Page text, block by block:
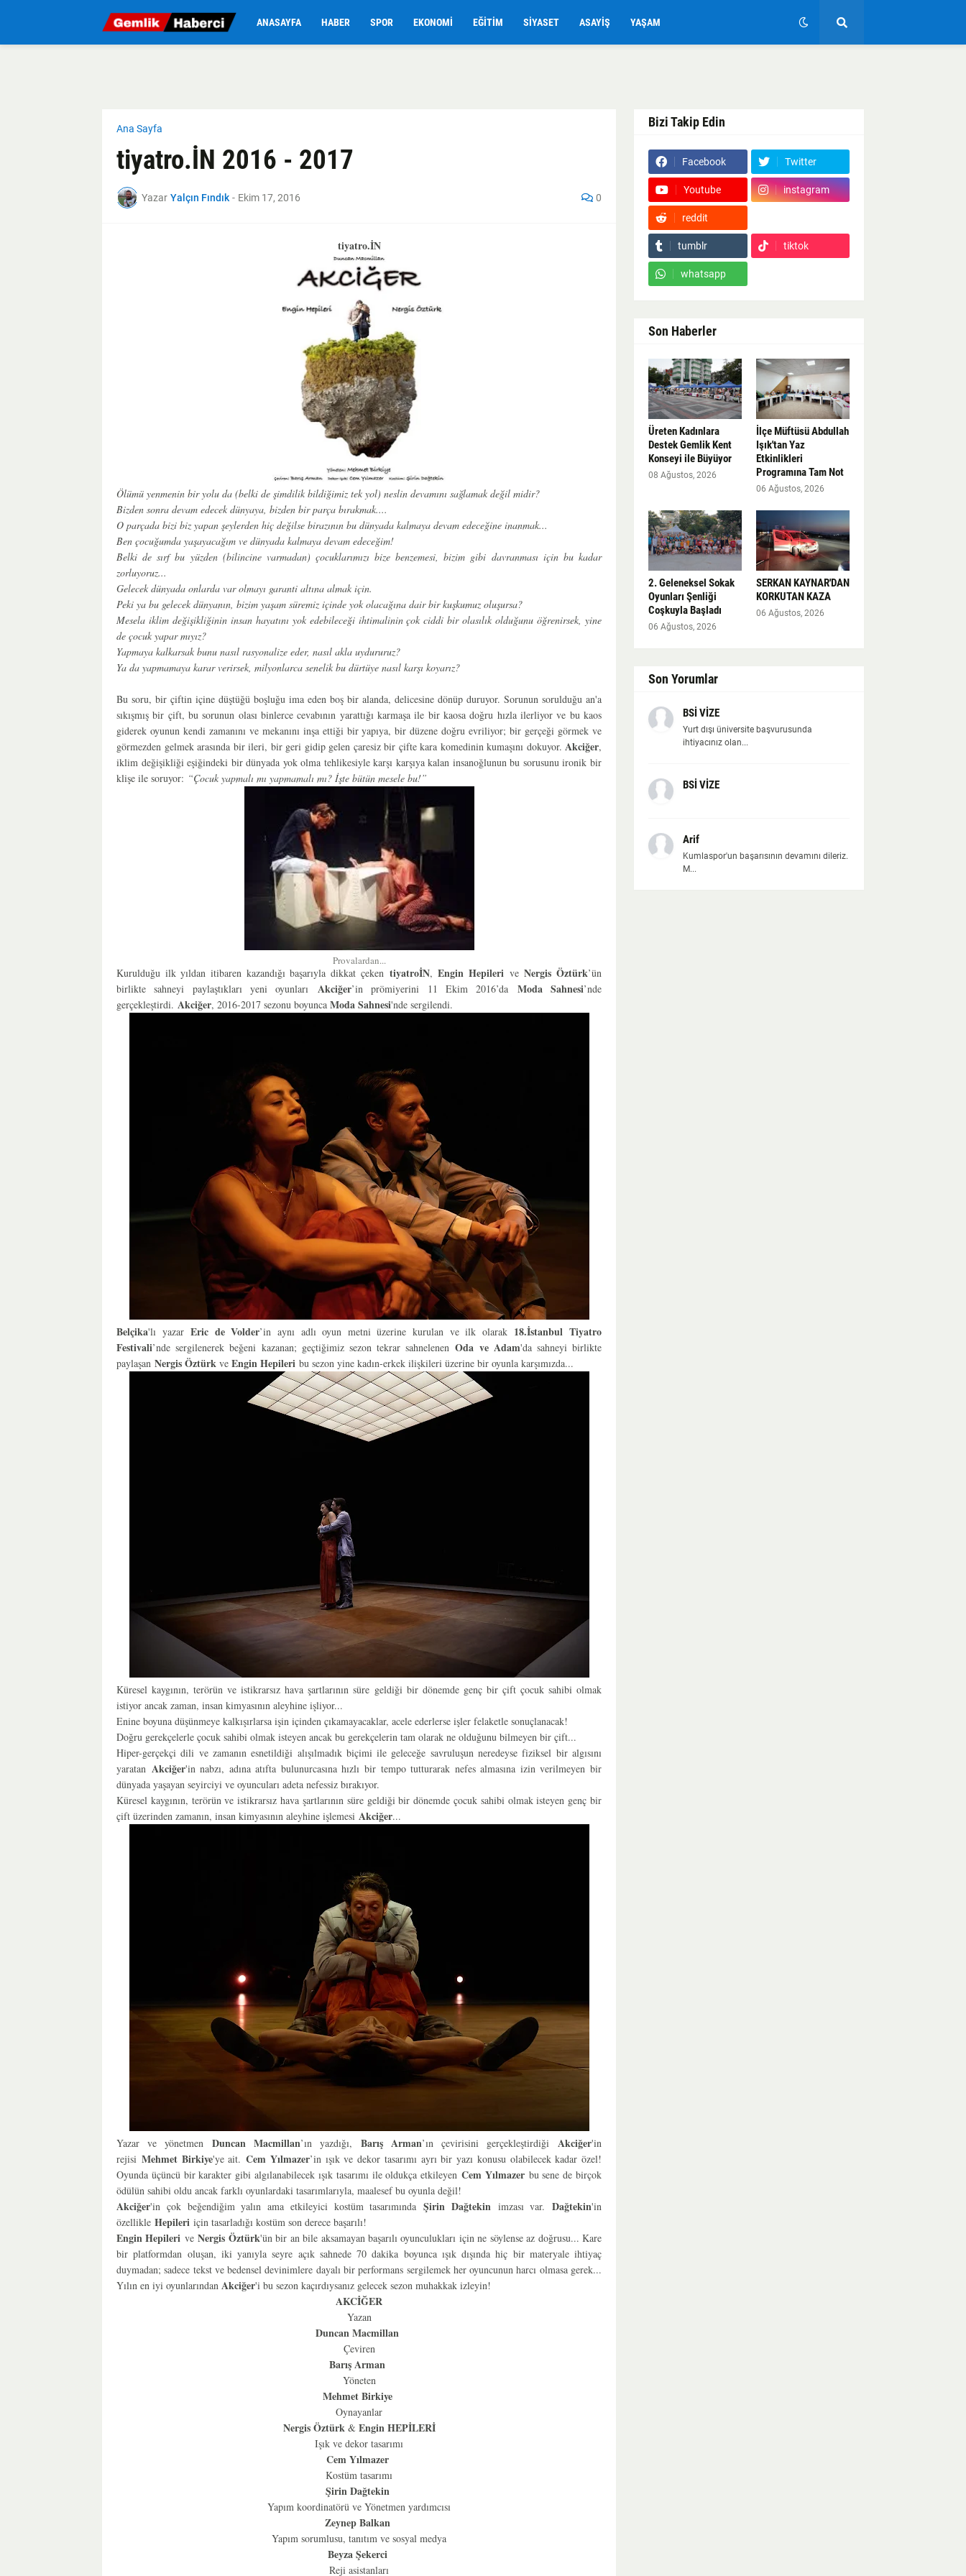
ANASAYFA HABER SPOR EKONOMI EĞITIM SIYASET ASAYIŞ YAŞAM
Ana Sayfa
tiyatro.İN 2016 - 2017
Yazar Yalçın Fındık - Ekim 17, 2016 0
tiyatro.İN
Ölümü yenmenin bir yolu da (belki de şimdilik bildiğimiz tek yol) neslin devamını sağlamak değil midir?
Bizden sonra devam edecek dünyaya, bizden bir parça bırakmak....
O parçada bizi biz yapan şeylerden hiç değilse birazının bu dünyada kalmaya devam edeceğine inanmak...
Ben çocuğumda yaşayacağım ve dünyada kalmaya devam edeceğim!
Belki de sırf bu yüzden (bilincine varmadan) çocuklarımızı bize benzemesi, bizim gibi davranması için bu kadar
zorluyoruz...
Gelecek dünyada onlarda var olmayı garanti altına almak için.
Peki ya bu gelecek dünyanın, bizim yaşam süremiz içinde yok olacağına dair bir kuşkumuz oluşursa?
Mesela iklim değişikliğinin insan hayatını yok edebileceği ihtimalinin çok ciddi bir olasılık olduğunu öğrenirsek, yine
de çocuk yapar mıyız?
Yapmaya kalkarsak bunu nasıl rasyonalize eder, nasıl akla uydururuz?
Ya da yapmamaya karar verirsek, milyonlarca senelik bu dürtüye nasıl karşı koyarız?
Bu soru, bir çiftin içine düştüğü boşluğu ima eden boş bir alanda, delicesine dönüp duruyor. Sorunun sorulduğu an'a
sıkışmış bir çift, bu sorunun olası binlerce cevabının yarattığı karmaşa ile bir kaosa doğru hızla ilerliyor ve bu kaos
giderek oyunun kendi zamanını ve mekanını inşa ettiği bir yapıya, bir düzene doğru evriliyor; bir gerçeği görmek ve
görmezden gelmek arasında bir ileri, bir geri gidip gelen çaresiz bir çifte kara komedinin kumaşını dokuyor. Akciğer,
iklim değişikliği eşiğindeki bir dünyada yok olma tehlikesiyle karşı karşıya kalan insanoğlunun bu sorusunu ironik bir
klişe ile soruyor: “Çocuk yapmalı mı yapmamalı mı? İşte bütün mesele bu!”
Provalardan...
Kurulduğu ilk yıldan itibaren kazandığı başarıyla dikkat çekentiyatroİN,Engin HepileriveNergis Öztürk’ün
birlikte sahneyi paylaştıkları yeni oyunları Akciğer’in prömiyerini 11 Ekim 2016’da Moda Sahnesi’nde
gerçekleştirdi. Akciğer, 2016-2017 sezonu boyunca Moda Sahnesi'nde sergilendi.
Belçika'lı yazarEric de Volder’in aynı adlı oyun metni üzerine kurulan ve ilk olarak 18.İstanbul Tiyatro
Festivali’nde sergilenerek beğeni kazanan; geçtiğimiz sezon tekrar sahnelenenOda ve Adam'da sahneyi birlikte
paylaşan Nergis Öztürk ve Engin Hepileri bu sezon yine kadın-erkek ilişkileri üzerine bir oyunla karşımızda...
Küresel kaygının, terörün ve istikrarsız hava şartlarının süre geldiği bir dönemde genç bir çift çocuk sahibi olmak
istiyor ancak zaman, insan kimyasının aleyhine işliyor...
Enine boyuna düşünmeye kalkışırlarsa işin içinden çıkamayacaklar, acele ederlerse işler felaketle sonuçlanacak!
Doğru gerekçelerle çocuk sahibi olmak isteyen ancak bu gerekçelerin tam olarak ne olduğunu bilmeyen bir çift...
Hiper-gerçekçi dili ve zamanın esnetildiği alışılmadık biçimi ile geleceğe savruluşun neredeyse fiziksel bir algısını
yaratan Akciğer'in nabzı, adına atıfta bulunurcasına hızlı bir tempo tutturarak nefes almasına izin verilmeyen bir
dünyada yaşayan seyirciyi ve oyuncuları adeta nefessiz bırakıyor.
Küresel kaygının, terörün ve istikrarsız hava şartlarının süre geldiği bir dönemde çocuk sahibi olmak isteyen genç bir
çift üzerinden zamanın, insan kimyasının aleyhine işlemesi Akciğer...
Yazar ve yönetmen Duncan Macmillan’ın yazdığı, Barış Arman’ın çevirisini gerçekleştirdiği Akciğer'in
rejisi Mehmet Birkiye'ye ait. Cem Yılmazer’in ışık ve dekor tasarımı ayrı bir yazı konusu olabilecek kadar özel!
Oyunda üçüncü bir karakter gibi algılanabilecek ışık tasarımı ile oldukça etkileyen Cem Yılmazer bu sene de birçok
ödülün sahibi oldu ancak farklı oyunlardaki tasarımlarıyla, maalesef bu oyunla değil!
Akciğer'in çok beğendiğim yalın ama etkileyici kostüm tasarımında Şirin Dağtekinimzası var. Dağtekin'in
özellikle Hepileri için tasarladığı kostüm son derece başarılı!
Engin Hepileri veNergis Öztürk'ün bir an bile aksamayan başarılı oyunculukları için ne söylense az doğrusu... Kare
bir platformdan oluşan, iki yanıyla seyre açık sahnede 70 dakika boyunca ışık dışında hiç bir materyale ihtiyaç
duymadan; sadece tekst ve bedensel devinimlere dayalı bir performans sergilemek her oyuncunun harcı olmasa gerek...
Yılın en iyi oyunlarından Akciğer'i bu sezon kaçırdıysanız gelecek sezon muhakkak izleyin!
AKCİĞER
Yazan
Duncan Macmillan
Çeviren
Barış Arman
Yöneten
Mehmet Birkiye
Oynayanlar
Nergis Öztürk& Engin HEPİLERİ
Işık ve dekor tasarımı
Cem Yılmazer
Kostüm tasarımı
Şirin Dağtekin
Yapım koordinatörü ve Yönetmen yardımcısı
Zeynep Balkan
Yapım sorumlusu, tanıtım ve sosyal medya
Beyza Şekerci
Reji asistanları
Bizi Takip Edin
Facebook Twitter
Youtube instagram
reddit
tumblr tiktok
whatsapp
Son Haberler
Üreten Kadınlara
Destek Gemlik Kent
Konseyi ile Büyüyor
08 Ağustos, 2026
İlçe Müftüsü Abdullah
Işık'tan Yaz
Etkinlikleri
Programına Tam Not
06 Ağustos, 2026
2. Geleneksel Sokak
Oyunları Şenliği
Coşkuyla Başladı
06 Ağustos, 2026
SERKAN KAYNAR'DAN
KORKUTAN KAZA
06 Ağustos, 2026
Son Yorumlar
BSİ VİZE
Yurt dışı üniversite başvurusunda
ihtiyacınız olan...
BSİ VİZE
Arif
Kumlaspor'un başarısının devamını dileriz.
M...